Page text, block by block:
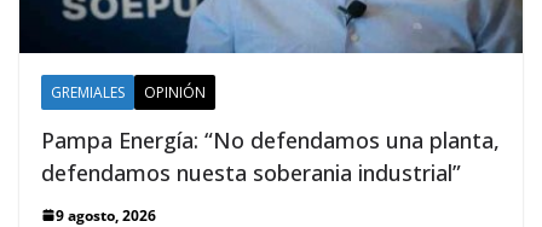
GREMIALES OPINIÓN
Pampa Energía: “No defendamos una planta,
defendamos nuesta soberania industrial”
9 agosto, 2026